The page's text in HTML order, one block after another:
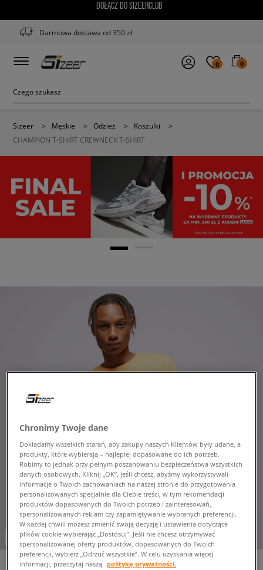
DOŁĄCZ DO SIZEERCLUB
Darmowa dostawa od 350 zł
0 0
Sizeer > Męskie > Odzież > Koszulki
>
CHAMPION T-SHIRT CREWNECK T-SHIRT
-10% za min. 350 zł kod: LUCK
Chronimy Twoje dane
Dokładamy wszelkich starań, aby zakupy naszych Klientów były udane, a
produkty, które wybierają – najlepiej dopasowane do ich potrzeb.
Robimy to jednak przy pełnym poszanowaniu bezpieczeństwa wszystkich
danych osobowych. Kliknij „OK”, jeśli chcesz, abyśmy wykorzystywali
informacje o Twoich zachowaniach na naszej stronie do przygotowania
personalizowanych specjalnie dla Ciebie treści, w tym rekomendacji
produktów dopasowanych do Twoich potrzeb i zainteresowań,
spersonalizowanych reklam czy zapamiętywanie wybranych preferencji.
W każdej chwili możesz zmienić swoją decyzję i ustawienia dotyczące
plików cookie wybierając „Dostosuj”. Jeśli nie chcesz otrzymywać
spersonalizowanej oferty produktów, dopasowanych do Twoich
preferencji, wybierz „Odrzuć wszystkie”. W celu uzyskania więcej
informacji, przeczytaj naszą politykę prywatności.